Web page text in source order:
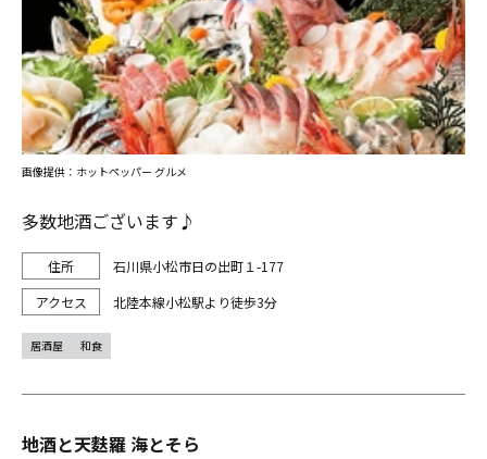
多数地酒ございます♪
石川県小松市日の出町１-177
北陸本線小松駅より徒歩3分
画像提供：ホットペッパー グルメ
居酒屋 和食
地酒と天麩羅 海とそら